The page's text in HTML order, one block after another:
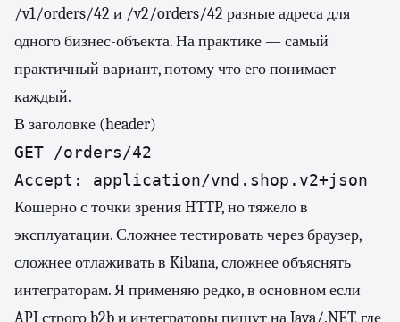
/v1/orders/42 и /v2/orders/42 разные адреса для
одного бизнес-объекта. На практике — самый
практичный вариант, потому что его понимает
каждый.
В заголовке (header)
GET /orders/42
Кошерно с точки зрения HTTP, но тяжело в
эксплуатации. Сложнее тестировать через браузер,
сложнее отлаживать в Kibana, сложнее объяснять
интеграторам. Я применяю редко, в основном если
API строго b2b и интеграторы пишут на Java/.NET, где